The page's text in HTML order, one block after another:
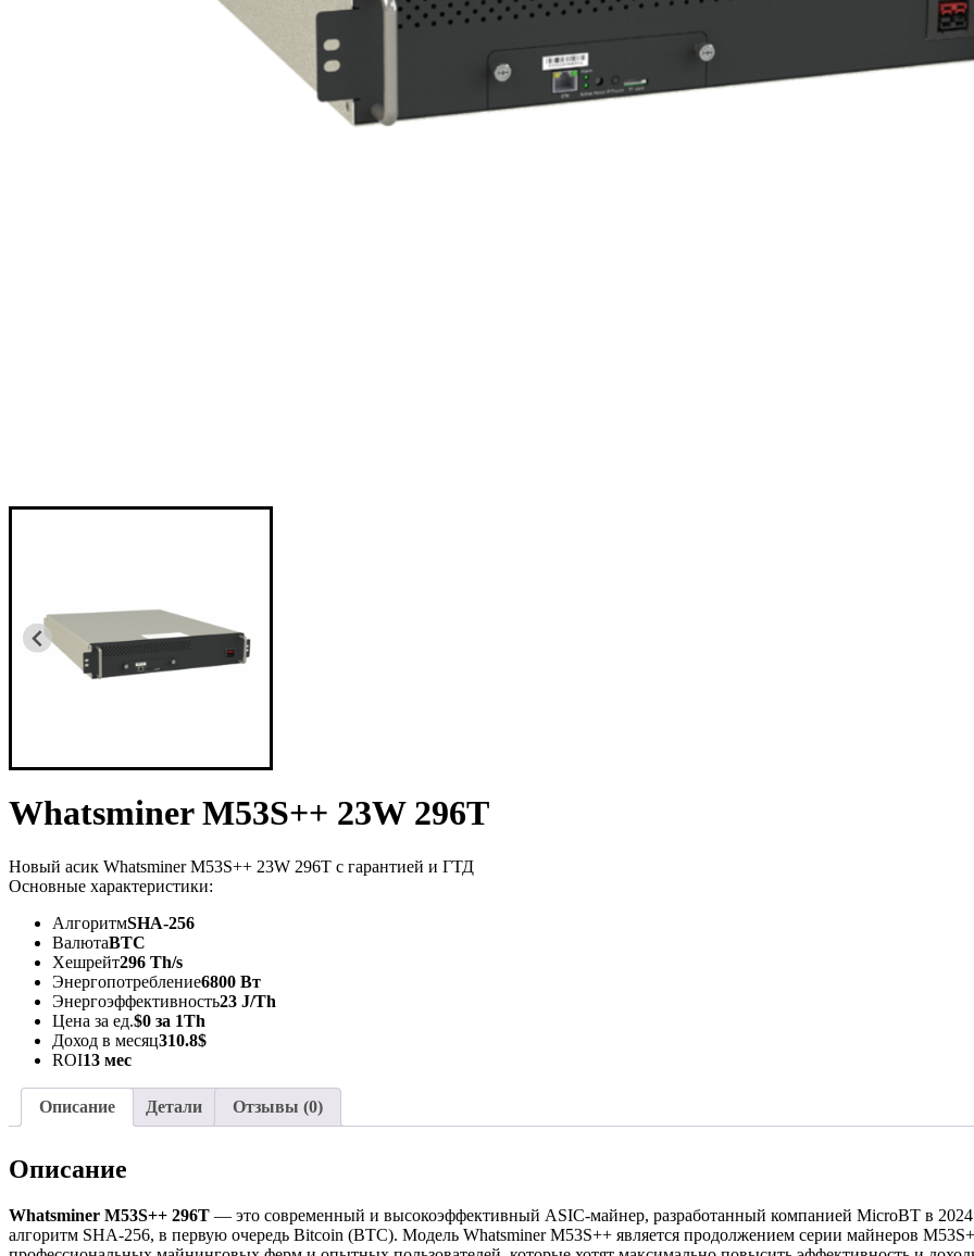
Whatsminer M53S++ 23W 296T
Новый асик Whatsminer M53S++ 23W 296T с гарантией и ГТД
Основные характеристики:
АлгоритмSHA-256
ВалютаBTC
Хешрейт296 Th/s
Энергопотребление6800 Вт
Энергоэффективность23 J/Th
Цена за ед.$0 за 1Th
Доход в месяц310.8$
ROI13 мес
Описание Детали Отзывы (0)
Описание
Whatsminer M53S++ 296T — это современный и высокоэффективный ASIC-майнер, разработанный компанией MicroBT в
алгоритм SHA-256, в первую очередь Bitcoin (BTC). Модель Whatsminer M53S++ является продолжением серии майнеров